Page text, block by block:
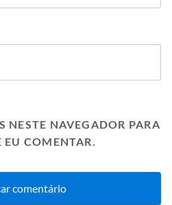
NESTE NAVEGADOR PARA
COMENTAR.